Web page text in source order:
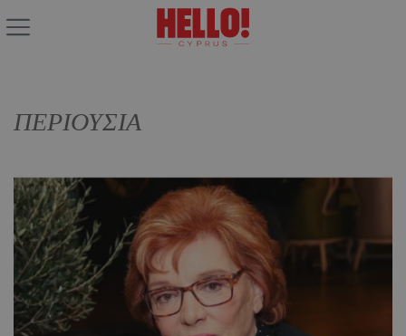
ΠΕΡΙΟΥΣΙΑ